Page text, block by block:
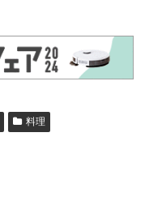
料理